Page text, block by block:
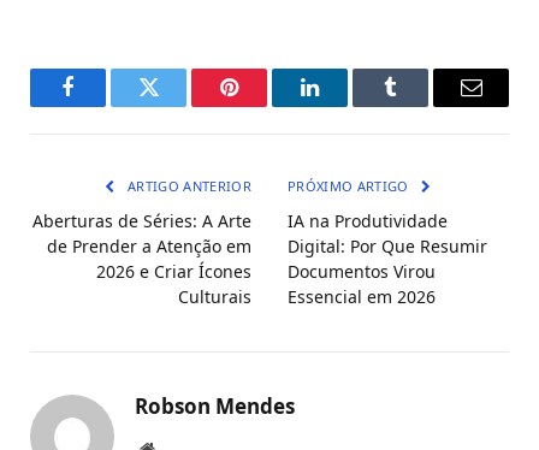
FacebookTwitter Pinterest LinkedInTumblr
E-
ARTIGO ANTERIOR
Aberturas de Séries: A Arte
de Prender a Atenção em
2026 e Criar Ícones
Culturais
PRÓXIMO ARTIGO
IA na Produtividade
Digital: Por Que Resumir
Documentos Virou
Essencial em 2026
Robson Mendes